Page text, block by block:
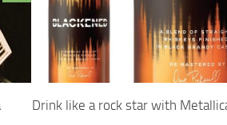
Drink like a rock star with